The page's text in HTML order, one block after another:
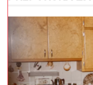
Trend iz Jugoslavije
Uštipci
put